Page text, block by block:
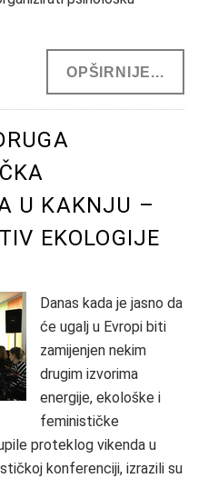
OPŠIRNIJE...
U KAKNJU –
EKOLOGIJE
Danas kada je jasno da
će ugalj u Evropi biti
zamijenjen nekim
drugim izvorima
energije, ekološke i
feminističke
proteklog vikenda u
konferenciji, izrazili su